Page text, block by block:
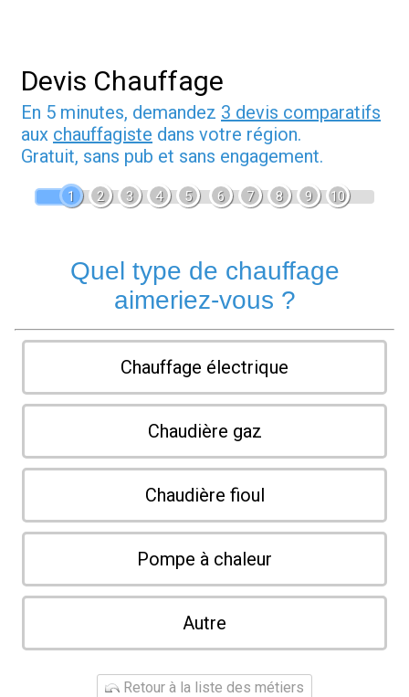
Devis Chauffage
En 5 minutes, demandez 3 devis comparatifs
aux chauffagiste dans votre région.
Gratuit, sans pub et sans engagement.
1 2 3 4 5 6 7 8 9 10
Quel type de chauffage
aimeriez-vous ?
Chauffage électrique
Chaudière gaz
Chaudière fioul
Pompe à chaleur
Autre
Retour à la liste des métiers